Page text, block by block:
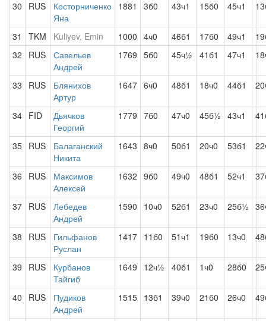
30 RUS
Косторниченко
Яна
1881 3б0 43ч1 15б0 45ч1
31 TKM Kuliyev, Emin 1000 4ч0 46б1 17б0 49ч1
32
RUS
Савельев
Андрей
1769 5б0 45ч½ 41б1 47ч1
33 RUS
Блянихов
Артур
1647 6ч0 48б1 18ч0 44б1
34 FID
Дьячков
Георгий
1779 7б0 47ч0 45б½ 43ч1
35 RUS
Балаганский
Никита
1643 8ч0 50б1 20ч0 53б1
36 RUS
Максимов
Алексей
1632 9б0 49ч0 48б1 52ч1
37 RUS
Лебедев
Андрей
1590 10ч0 52б1 23ч0 25б½
38 RUS
Гильфанов
Руслан
1417 11б0 51ч1 19б0 13ч0
39 RUS
Курбанов
Тайгиб
1649 12ч½ 40б1 1ч0 28б0
40 RUS
Пудиков
Андрей
1515 13б1 39ч0 21б0 26ч0